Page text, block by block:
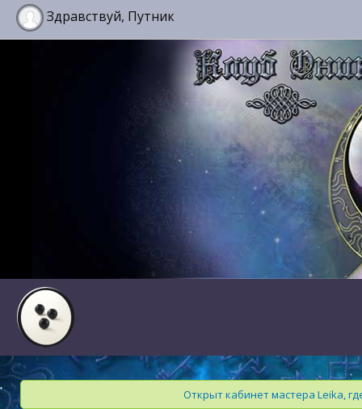
Здравствуй, Путник
Открыт кабинет мастера Leika,